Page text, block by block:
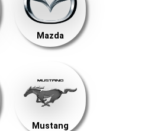
Mazda
Mustang